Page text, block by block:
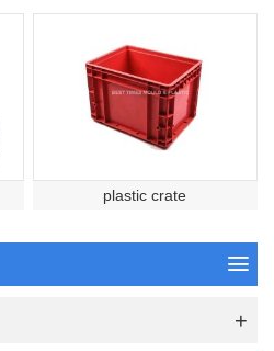
plastic crate